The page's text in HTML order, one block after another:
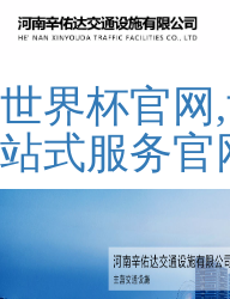
世界杯官网
站式服务官
网
务
公
世
成